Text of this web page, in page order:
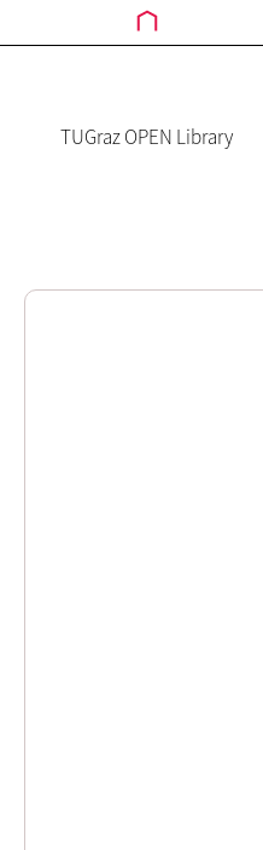
TUGraz OPEN Library